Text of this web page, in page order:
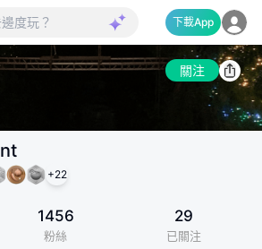
下載App
關注
+22
1456
粉絲
29
已關注